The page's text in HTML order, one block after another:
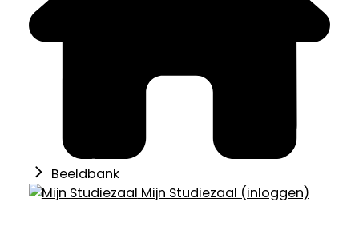
Beeldbank
Mijn Studiezaal (inloggen)